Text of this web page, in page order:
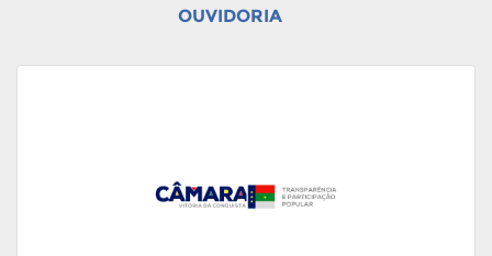
OUVIDORIA